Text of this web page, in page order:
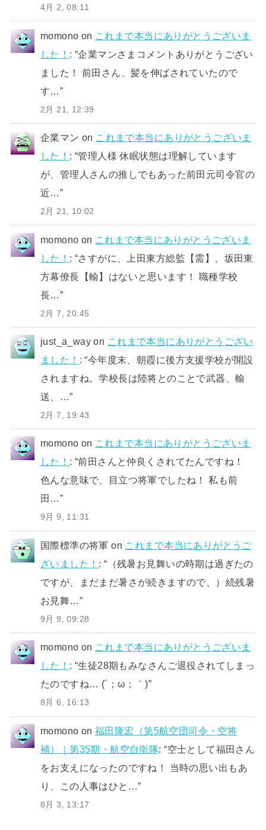
4月 2, 08:11
momono on これまで本当にありがとうございま
した！ : “企業マンさまコメントありがとうござい
ました！ 前田さん、髪を伸ばされていたので
す… ”
2月 21, 12:39
企業マン on これまで本当にありがとうございま
した！ : “管理人様 休眠状態は理解しています
が、管理人さんの推しでもあった前田元司令官の
近…”
2月 21, 10:02
momono on これまで本当にありがとうございま
した！ : “さすがに、上田東方総監【需】、坂田東
方幕僚長【輸】はないと思います！ 職種学校
長… ”
2月 7, 20:45
just_a_way on これまで本当にありがとうござい
ました！ : “今年度末、朝霞に後方支援学校が開設
されますね。学校長は陸将とのことで武器、輸
送、…”
2月 7, 19:43
momono on これまで本当にありがとうございま
した！ : “前田さんと仲良くされてたんですね！
色んな意味で、目立つ将軍でしたね！ 私も前
田…”
9月 9, 11:31
国際標準の将軍 on これまで本当にありがとうご
ざいました！ : “ （残暑お見舞いの時期は過ぎたの
ですが、まだまだ暑さが続きますので、）続残暑
お見舞…”
9月 9, 09:28
momono on これまで本当にありがとうございま
した！ : “生徒28期もみなさんご退役されてしまっ
たのですね… (´；ω；｀)”
8月 6, 16:13
momono on福田隆宏（第5航空団司令・空将
補）｜第35期・航空自衛隊: “空士として福田さん
をお支えになったのですね！ 当時の思い出もあ
り、この人事はひと…”
8月 3, 13:17